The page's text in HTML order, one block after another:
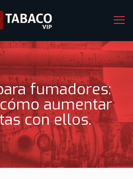
fumadores:
aumentar
con ellos.